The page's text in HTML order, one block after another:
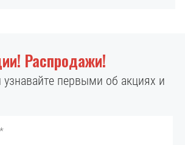
Распродажи!
первыми об акциях и